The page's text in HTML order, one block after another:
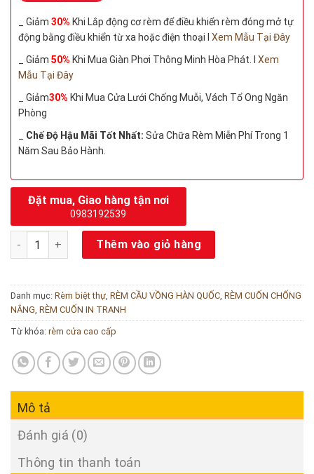
_ Giảm 30% Khi Lắp động cơ rèm để điều khiển rèm đóng mở tự
động bằng điều khiển từ xa hoặc điện thoại I Xem Mẫu Tại Đây
_ Giảm 50% Khi Mua Giàn Phơi Thông Minh Hòa Phát. I Xem
Mẫu Tại Đây
_ Giảm30% Khi Mua Cửa Lưới Chống Muỗi, Vách Tổ Ong Ngăn
Phòng
Chế Độ Hậu Mãi Tốt Nhất: Sửa Chữa Rèm Miễn Phí Trong 1
Năm Sau Bảo Hành.
Đặt mua, Giao hàng tận nơi
0983192539
Rèm cầu vồng Hàn Quốc mã Marble số lượng
Thêm vào giỏ hàng
Danh mục: Rèm biệt thự, RÈM CẦU VỒNG HÀN QUỐC, RÈM CUỐN CHỐNG
NẮNG, RÈM CUỐN IN TRANH
Từ khóa: rèm cửa cao cấp
Mô tả
Đánh giá (0)
Thông tin thanh toán